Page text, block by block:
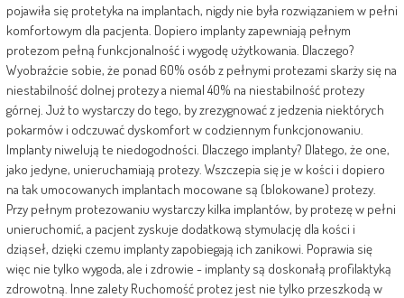
pojawiła się protetyka na implantach, nigdy nie była rozwiązaniem w pełni
komfortowym dla pacjenta. Dopiero implanty zapewniają pełnym
protezom pełną funkcjonalność i wygodę użytkowania. Dlaczego?
Wyobraźcie sobie, że ponad 60% osób z pełnymi protezami skarży się na
niestabilność dolnej protezy a niemal 40% na niestabilność protezy
górnej. Już to wystarczy do tego, by zrezygnować z jedzenia niektórych
pokarmów i odczuwać dyskomfort w codziennym funkcjonowaniu.
Implanty niwelują te niedogodności. Dlaczego implanty? Dlatego, że one,
jako jedyne, unieruchamiają protezy. Wszczepia się je w kości i dopiero
na tak umocowanych implantach mocowane są (blokowane) protezy.
Przy pełnym protezowaniu wystarczy kilka implantów, by protezę w pełni
unieruchomić, a pacjent zyskuje dodatkową stymulację dla kości i
dziąseł, dzięki czemu implanty zapobiegają ich zanikowi. Poprawia się
więc nie tylko wygoda, ale i zdrowie - implanty są doskonałą profilaktyką
zdrowotną. Inne zalety Ruchomość protez jest nie tylko przeszkodą w